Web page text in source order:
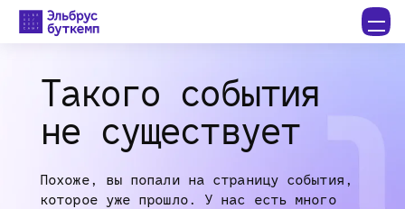
Такого события
не существует
Похоже, вы попали на страницу события,
которое уже прошло. У нас есть много